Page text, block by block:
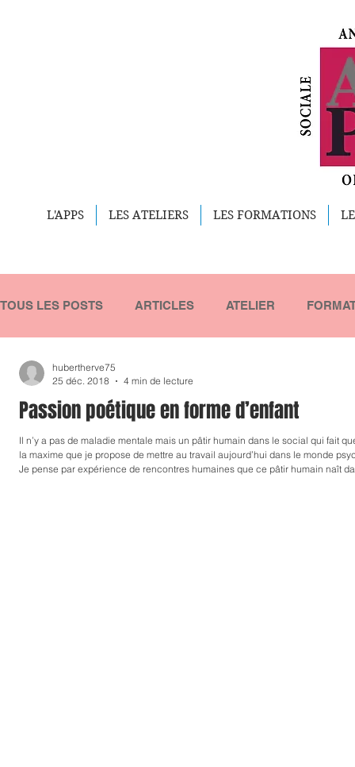
L'APPS LES ATELIERS LES FORMATIONS
TOUS LES POSTS ARTICLES ATELIER
TRAVAUX DE RECHERCHE
Passion poétique en forme d’enfant
Il n’y a pas de maladie mentale mais un pâtir humain dans le social qui fait
la maxime que je propose de mettre au travail aujourd’hui dans le monde
Je pense par expérience de rencontres humaines que ce pâtir humain naît
hubertherve75
25 déc. 2018
4 min de lecture